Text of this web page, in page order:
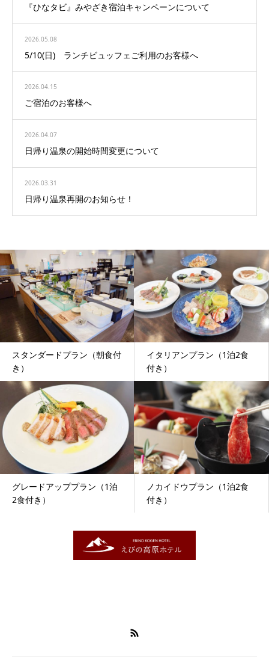
『ひなタビ』みやざき宿泊キャンペーンについて
2026.05.08
5/10(日) ランチビュッフェご利用のお客様へ
2026.04.15
ご宿泊のお客様へ
2026.04.07
日帰り温泉の開始時間変更について
2026.03.31
日帰り温泉再開のお知らせ！
スタンダードプラン（朝食付
き）
イタリアンプラン（1泊2食
付き）
グレードアッププラン（1泊
2食付き）
ノカイドウプラン（1泊2食
付き）